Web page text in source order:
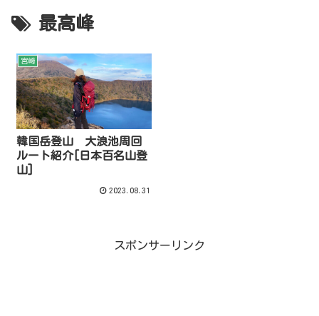
最高峰
宮崎
韓国岳登山 大浪池周回
ルート紹介[日本百名山登
山]
2023.08.31
スポンサーリンク